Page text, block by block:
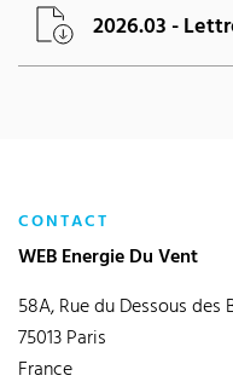
2026.03 -
CONTACT
WEB Energie Du Vent
58A, Rue du Dessous des
75013 Paris
France